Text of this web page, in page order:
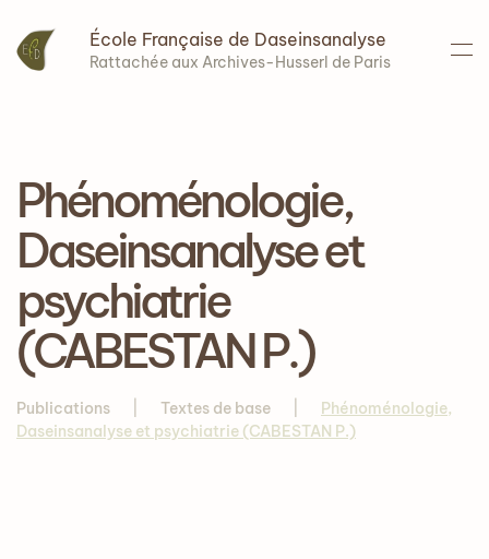
Accéder au contenu principal
École Française de Daseinsanalyse
Rattachée aux Archives-Husserl de Paris
Phénoménologie,
Daseinsanalyse et
psychiatrie
(CABESTAN P.)
Publications Textes de base
Phénoménologie,
Daseinsanalyse et psychiatrie (CABESTAN P.)